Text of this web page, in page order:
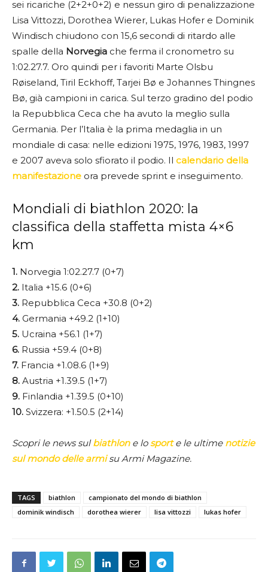
sei ricariche (2+2+0+2) e nessun giro di penalizzazione
Lisa Vittozzi, Dorothea Wierer, Lukas Hofer e Dominik
Windisch chiudono con 15,6 secondi di ritardo alle
spalle della Norvegia che ferma il cronometro su
1:02.27.7. Oro quindi per i favoriti Marte Olsbu
Røiseland, Tiril Eckhoff, Tarjei Bø e Johannes Thingnes
Bø, già campioni in carica. Sul terzo gradino del podio
la Repubblica Ceca che ha avuto la meglio sulla
Germania. Per l’Italia è la prima medaglia in un
mondiale di casa: nelle edizioni 1975, 1976, 1983, 1997
e 2007 aveva solo sfiorato il podio. Il calendario della
manifestazione ora prevede sprint e inseguimento.
Mondiali di biathlon 2020: la
classifica della staffetta mista 4×6
km
1. Norvegia 1:02.27.7 (0+7)
2. Italia +15.6 (0+6)
3. Repubblica Ceca +30.8 (0+2)
4. Germania +49.2 (1+10)
5. Ucraina +56.1 (1+7)
6. Russia +59.4 (0+8)
7. Francia +1.08.6 (1+9)
8. Austria +1.39.5 (1+7)
9. Finlandia +1.39.5 (0+10)
10. Svizzera: +1.50.5 (2+14)
Scopri le news sulbiathlone losporte le ultime notizie
sul mondo delle armisu Armi Magazine.
TAGS biathlon
campionato del mondo di biathlon
dominik windisch
dorothea wierer lisa vittozzi lukas hofer